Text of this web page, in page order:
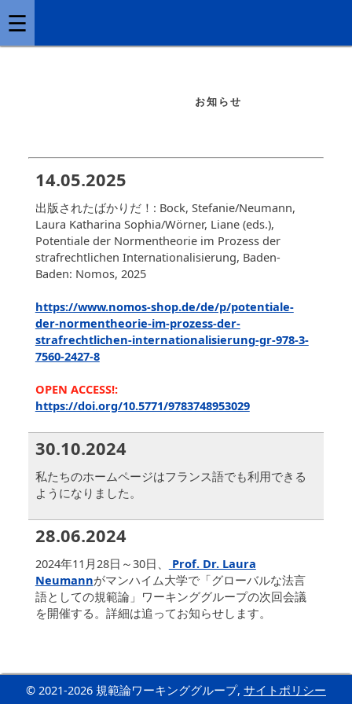
☰
お知らせ
14.05.2025
出版されたばかりだ！: Bock, Stefanie/Neumann,
Laura Katharina Sophia/Wörner, Liane (eds.),
Potentiale der Normentheorie im Prozess der
strafrechtlichen Internationalisierung, Baden-
Baden: Nomos, 2025
https://www.nomos-shop.de/de/p/potentiale-
der-normentheorie-im-prozess-der-
strafrechtlichen-internationalisierung-gr-978-3-
7560-2427-8
OPEN ACCESS!:
https://doi.org/10.5771/9783748953029
30.10.2024
私たちのホームページはフランス語でも利用できる
ようになりました。
28.06.2024
2024年11月28日～30日、
Prof. Dr. Laura
Neumannがマンハイム大学で「グローバルな法言
語としての規範論」ワーキンググループの次回会議
を開催する。詳細は追ってお知らせします。
© 2021-2026 規範論ワーキンググループ, サイトポリシー